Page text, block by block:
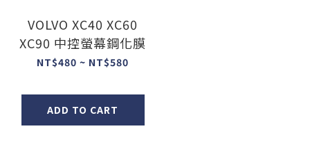
VOLVO XC40 XC60
XC90 中控螢幕鋼化膜
NT$480 ~ NT$580
ADD TO CART